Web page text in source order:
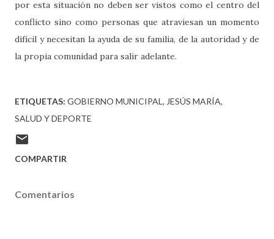
por esta situación no deben ser vistos como el centro del
conflicto sino como personas que atraviesan un momento
difícil y necesitan la ayuda de su familia, de la autoridad y de
la propia comunidad para salir adelante.
ETIQUETAS: GOBIERNO MUNICIPAL
JESÚS MARÍA
SALUD Y DEPORTE
COMPARTIR
Comentarios